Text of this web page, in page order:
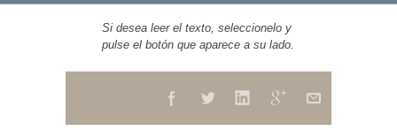
Si desea leer el texto, seleccionelo y
pulse el botón que aparece a su lado.